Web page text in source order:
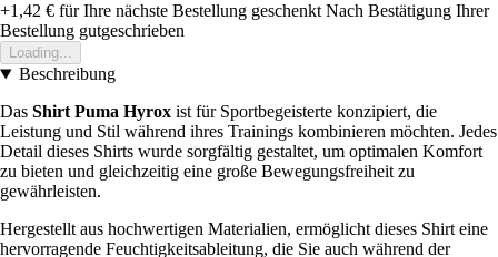
+1,42 € für Ihre nächste Bestellung geschenkt Nach Bestätigung Ihrer
Bestellung gutgeschrieben
Loading...
Beschreibung
Das Shirt Puma Hyrox ist für Sportbegeisterte konzipiert, die
Leistung und Stil während ihres Trainings kombinieren möchten. Jedes
Detail dieses Shirts wurde sorgfältig gestaltet, um optimalen Komfort
zu bieten und gleichzeitig eine große Bewegungsfreiheit zu
gewährleisten.
Hergestellt aus hochwertigen Materialien, ermöglicht dieses Shirt eine
hervorragende Feuchtigkeitsableitung, die Sie auch während der